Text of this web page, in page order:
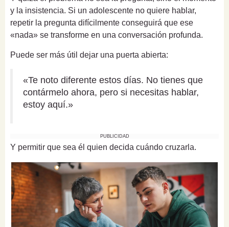
y la insistencia. Si un adolescente no quiere hablar,
repetir la pregunta difícilmente conseguirá que ese
«nada» se transforme en una conversación profunda.
Puede ser más útil dejar una puerta abierta:
«Te noto diferente estos días. No tienes que
contármelo ahora, pero si necesitas hablar,
estoy aquí.»
PUBLICIDAD
Y permitir que sea él quien decida cuándo cruzarla.